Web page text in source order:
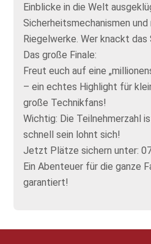
Einblicke in die Welt
Sicherheitsmechanismen
Riegelwerke. Wer knackt
Das große Finale:
Freut euch auf eine
– ein echtes Highlight für
große Technikfans!
Wichtig: Die Teilnehmerzahl
schnell sein lohnt sich!
Jetzt Plätze sichern unter:
Ein Abenteuer für die ganze
garantiert!